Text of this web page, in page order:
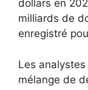
dollars en
milliards de
enregistré
Les
mélange de